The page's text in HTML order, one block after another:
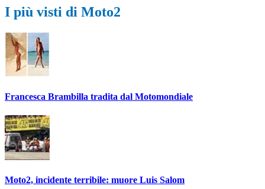
I più visti di Moto2
Francesca Brambilla tradita dal Motomondiale
Moto2, incidente terribile: muore Luis Salom